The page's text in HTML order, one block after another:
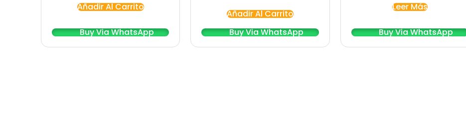
Añadir Al Carrito
Buy Via WhatsApp
Añadir Al Carrito
Buy Via WhatsApp
Leer Más
Buy Via WhatsApp